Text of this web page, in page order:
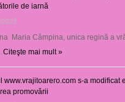
de iarnă
2023
Maria Câmpina, unica regină a
Citeşte mai mult »
www.vrajitoarero.com s-a modificat
promovării